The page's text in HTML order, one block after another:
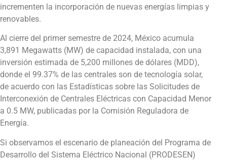
incrementen la incorporación de nuevas energías limpias y
renovables.
Al cierre del primer semestre de 2024, México acumula
3,891 Megawatts (MW) de capacidad instalada, con una
inversión estimada de 5,200 millones de dólares (MDD),
donde el 99.37% de las centrales son de tecnología solar,
de acuerdo con las Estadísticas sobre las Solicitudes de
Interconexión de Centrales Eléctricas con Capacidad Menor
a 0.5 MW, publicadas por la Comisión Reguladora de
Energía.
Si observamos el escenario de planeación del Programa de
Desarrollo del Sistema Eléctrico Nacional (PRODESEN)